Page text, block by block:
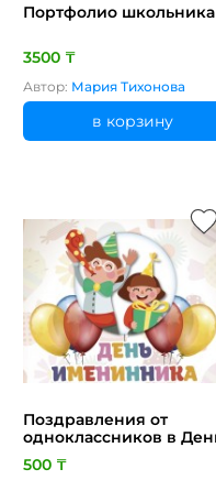
Портфолио школьника
3500 ₸
Автор: Мария Тихонова
в корзину
Поздравления от
одноклассников в День
рождения
500 ₸